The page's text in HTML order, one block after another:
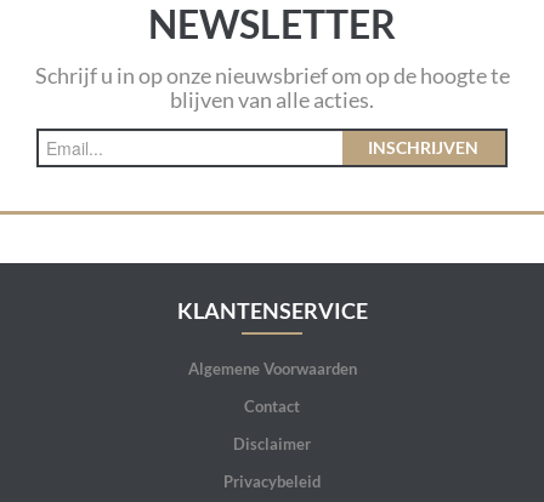
NEWSLETTER
Schrijf u in op onze nieuwsbrief om op de hoogte te
blijven van alle acties.
INSCHRIJVEN
KLANTENSERVICE
Algemene Voorwaarden
Contact
Disclaimer
Privacybeleid